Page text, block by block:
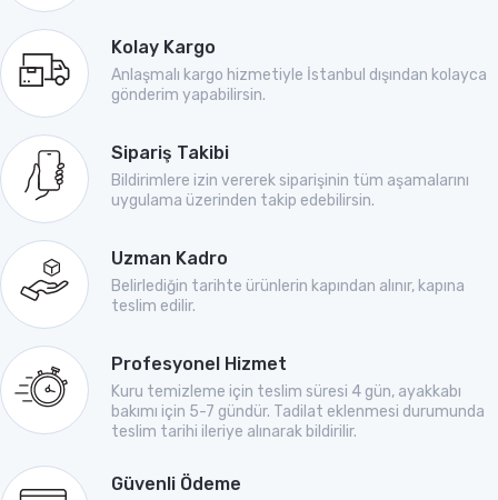
Kolay Kargo
Anlaşmalı kargo hizmetiyle İstanbul dışından kolayca
gönderim yapabilirsin.
Sipariş Takibi
Bildirimlere izin vererek siparişinin tüm aşamalarını
uygulama üzerinden takip edebilirsin.
Uzman Kadro
Belirlediğin tarihte ürünlerin kapından alınır, kapına
teslim edilir.
Profesyonel Hizmet
Kuru temizleme için teslim süresi 4 gün, ayakkabı
bakımı için 5-7 gündür. Tadilat eklenmesi durumunda
teslim tarihi ileriye alınarak bildirilir.
Güvenli Ödeme